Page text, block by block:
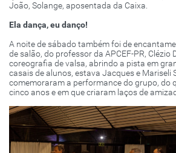
João, Solange, aposentada da Caixa.
Ela dança, eu danço!
A noite de sábado também foi de
de salão, do professor da APCEF-PR, Clézio
coreografia de valsa, abrindo a pista em
casais de alunos, estava Jacques e Mariseli
comemoraram a performance do grupo, do
cinco anos e em que criaram laços de